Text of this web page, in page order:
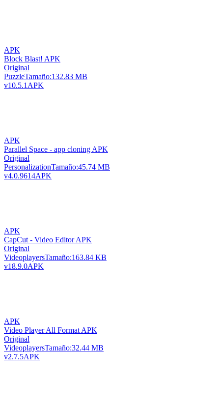
APK
Block Blast! APK
Original
PuzzleTamaño:132.83 MB
v10.5.1APK
APK
Parallel Space - app cloning APK
Original
PersonalizationTamaño:45.74 MB
v4.0.9614APK
APK
CapCut - Video Editor APK
Original
VideoplayersTamaño:163.84 KB
v18.9.0APK
APK
Video Player All Format APK
Original
VideoplayersTamaño:32.44 MB
v2.7.5APK